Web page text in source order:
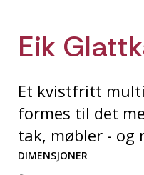
Eik
Et kvistfritt
formes til det
tak, møbler - og
DIMENSJONER